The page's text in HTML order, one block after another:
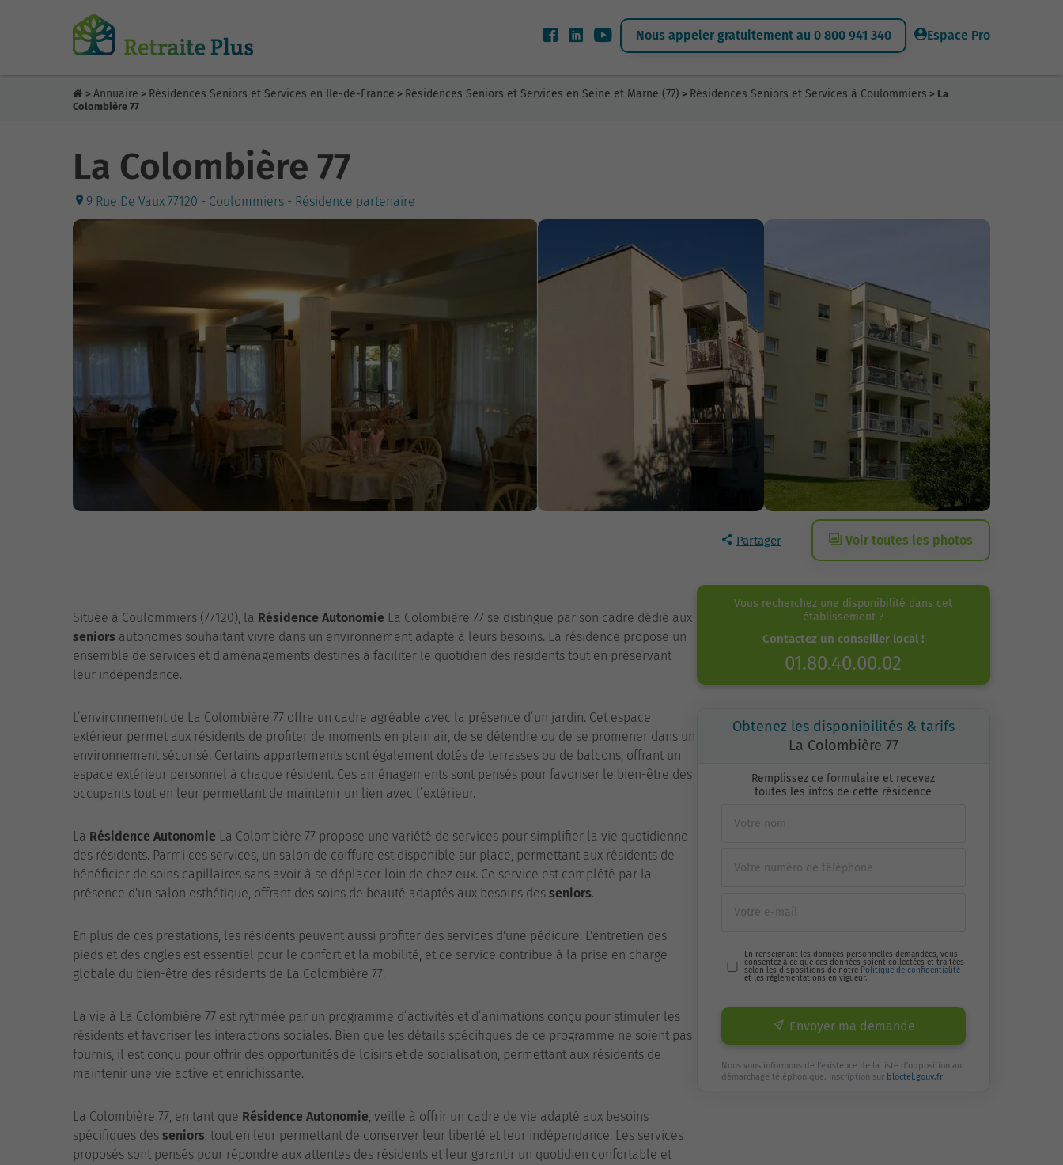
Nous appeler gratuitement au 0 800 941 340 Espace Pro
> Annuaire > Résidences Seniors et Services en Ile-de-France > Résidences Seniors et Services en Seine et Marne (77) > Résidences Seniors et Services à Coulommiers > La
Colombière 77
La Colombière 77
9 Rue De Vaux 77120 - Coulommiers - Résidence partenaire
Partager Voir toutes les photos
Située à Coulommiers (77120), la Résidence Autonomie La Colombière 77 se distingue par son cadre dédié aux
seniors autonomes souhaitant vivre dans un environnement adapté à leurs besoins. La résidence propose un
ensemble de services et d'aménagements destinés à faciliter le quotidien des résidents tout en préservant
leur indépendance.
L’environnement de La Colombière 77 offre un cadre agréable avec la présence d’un jardin. Cet espace
extérieur permet aux résidents de profiter de moments en plein air, de se détendre ou de se promener dans un
environnement sécurisé. Certains appartements sont également dotés de terrasses ou de balcons, offrant un
espace extérieur personnel à chaque résident. Ces aménagements sont pensés pour favoriser le bien-être des
occupants tout en leur permettant de maintenir un lien avec l’extérieur.
La Résidence Autonomie La Colombière 77 propose une variété de services pour simplifier la vie quotidienne
des résidents. Parmi ces services, un salon de coiffure est disponible sur place, permettant aux résidents de
bénéficier de soins capillaires sans avoir à se déplacer loin de chez eux. Ce service est complété par la
présence d'un salon esthétique, offrant des soins de beauté adaptés aux besoins des seniors.
En plus de ces prestations, les résidents peuvent aussi profiter des services d'une pédicure. L'entretien des
pieds et des ongles est essentiel pour le confort et la mobilité, et ce service contribue à la prise en charge
globale du bien-être des résidents de La Colombière 77.
La vie à La Colombière 77 est rythmée par un programme d’activités et d’animations conçu pour stimuler les
résidents et favoriser les interactions sociales. Bien que les détails spécifiques de ce programme ne soient pas
fournis, il est conçu pour offrir des opportunités de loisirs et de socialisation, permettant aux résidents de
maintenir une vie active et enrichissante.
La Colombière 77, en tant que Résidence Autonomie, veille à offrir un cadre de vie adapté aux besoins
spécifiques des seniors, tout en leur permettant de conserver leur liberté et leur indépendance. Les services
proposés sont pensés pour répondre aux attentes des résidents et leur garantir un quotidien confortable et
Vous recherchez une disponibilité dans cet
établissement ?
Contactez un conseiller local !
01.80.40.00.02
Obtenez les disponibilités & tarifs
La Colombière 77
Remplissez ce formulaire et recevez
toutes les infos de cette résidence
En renseignant les données personnelles demandées, vous
consentez à ce que ces données soient collectées et traitées
selon les dispositions de notre Politique de confidentialité
et les réglementations en vigueur.
Envoyer ma demande
Nous vous informons de l'existence de la liste d'opposition au
démarchage téléphonique. Inscription sur bloctel.gouv.fr